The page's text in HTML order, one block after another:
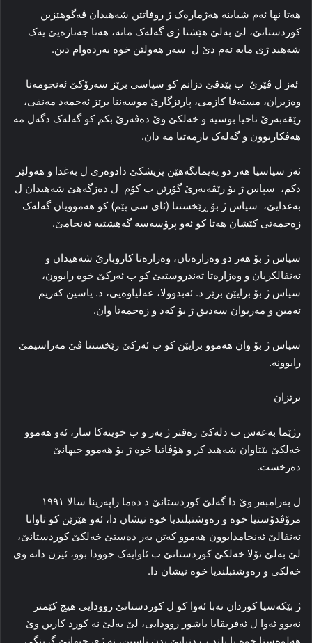
هه‌تا نها ئەم شیاینە هه‌ژماره‌ک ژ روفاتێن شه‌هیدان ڤه‌گوهێزین
کوردستانێ، لێ به‌لێ هێشتا ژی گه‌له‌ک مانه‌، هه‌تا جەنازەیێ یه‌ک
شه‌هید ژی مابە ئه‌م دێ ل سەر هه‌ولێن خوه‌ به‌رده‌وام دبن.
ئه‌ز ل ڤێرێ ب پێدڤێ دزانم کو سپاسی برێز سه‌رۆکێ ئه‌نجومه‌نا
وه‌زیران، مسته‌فا کازمی، پارێزگارێ موسه‌ننا برێز ئه‌حمه‌د مه‌نفی،
رێڤه‌به‌رێ ناحیا بوسیه‌ و خه‌لکێ وێ دەڤەرێ بکم کو گه‌له‌ک دگەل مە
هه‌ڤکاربوون و گه‌له‌ک یارمه‌تیا مه‌ دان.
ئەز سپاسیا هه‌ر دو په‌یمانگه‌هێن پزیشکێ دادوه‌ری ل به‌غدا و هه‌ولێر
دکم، سپاس ژ بۆ رێڤه‌به‌رێ گۆرێن ب کۆم ل ده‌زگه‌هێ شه‌هیدان ل
بەغدایێ، سپاس ژ بۆ ڕێخستنا (ئای سی پێم) کو هه‌موویان گه‌له‌ک
زه‌حمه‌تی کێشان هه‌تا کو ئه‌و پرۆسه‌سە گەهشتیه‌ ئه‌نجامێ.
سپاس ژ بۆ هه‌ر دو وه‌زاره‌تان، وەزارەتا کاروبارێ شه‌هیدان و
ئه‌نفالکریان و وه‌زاره‌تا ته‌ندروستیێ کو ب ئه‌رکێ خوه‌ رابوون،
سپاس ژ بۆ برایێن برێز د. ئەبدوولا، عه‌لیاوه‌یی، د. یاسین که‌ریم
ئه‌مین و مه‌ریوان سه‌دیق ژ بۆ که‌د و زه‌حمه‌تا وان.
سپاس ژ بۆ وان هه‌موو برایێن کو ب ئه‌رکێ رێخستنا ڤێ مه‌راسیمێ
رابوونه‌.
برێزان
رژێما به‌عه‌س ب دله‌کێ ره‌قتر ژ به‌ر و ب خوینه‌کا سار، ئەو هه‌موو
خه‌لکێ بێتاوان شه‌هید کر و هۆڤاتیا خوه‌ ژ بۆ هه‌موو جیهانێ
ده‌رخست.
ل به‌رامبه‌ر وێ دا گه‌لێ کوردستانێ د ده‌ما راپه‌رینا سالا ۱۹۹۱
مرۆڤدۆستیا خوه‌ و ره‌وشتبلندیا خوه‌ نیشان دا، ئه‌و هێزێن کو تاوانا
ئه‌نفالێ ئه‌نجامدابوون هه‌موو که‌تن به‌ر ده‌ستێ خه‌لکێ کوردستانێ،
لێ به‌لێ تۆلا خه‌لکێ کوردستانێ ب ئاوایه‌ک جوودا بوو، ئیزن دانه‌ وی
خه‌لکی و ره‌وشتبلندیا خوه‌ نیشان دا.
ژ بێکه‌سیا کوردان نه‌با ئه‌وا کو ل کوردستانێ روودایی هیچ کێمتر
نه‌بوو ئه‌وا ل ئه‌فریقایا باشور روودایی، لێ به‌لێ نه‌ کورد کارین وێ
هه‌لوه‌ستا خوه‌ یا بلند ب دنیایێ بدن ناسین، نه‌ ژی جیهانێ گرینگی